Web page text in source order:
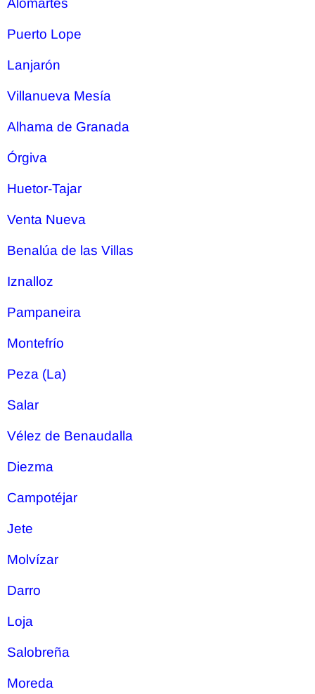
Alomartes
Puerto Lope
Lanjarón
Villanueva Mesía
Alhama de Granada
Órgiva
Huetor-Tajar
Venta Nueva
Benalúa de las Villas
Iznalloz
Pampaneira
Montefrío
Peza (La)
Salar
Vélez de Benaudalla
Diezma
Campotéjar
Jete
Molvízar
Darro
Loja
Salobreña
Moreda